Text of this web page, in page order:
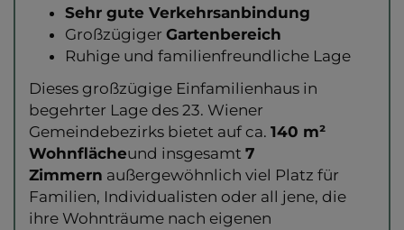
Sehr gute Verkehrsanbindung
Großzügiger Gartenbereich
Ruhige und familienfreundliche Lage
Dieses großzügige Einfamilienhaus in
begehrter Lage des 23. Wiener
Gemeindebezirks bietet auf ca. 140 m²
Wohnflächeund insgesamt 7
Zimmern außergewöhnlich viel Platz für
Familien, Individualisten oder all jene, die
ihre Wohnträume nach eigenen